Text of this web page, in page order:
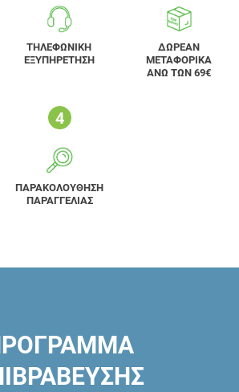
ΤΗΛΕΦΩΝΙΚΗ
ΕΞΥΠΗΡΕΤΗΣΗ
ΔΩΡΕΑΝ
ΜΕΤΑΦΟΡΙΚΑ
ΑΝΩ ΤΩΝ 69€
ΠΑΡΑΚΟΛΟΥΘΗΣΗ
ΠΑΡΑΓΓΕΛΙΑΣ